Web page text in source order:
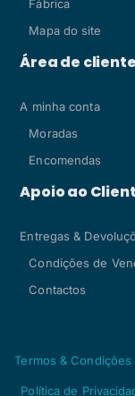
Fábrica
Mapa do site
Área de cliente
A minha conta
Moradas
Encomendas
Apoio ao
Entregas &
Condições de
Contactos
Termos & Condições
Política de